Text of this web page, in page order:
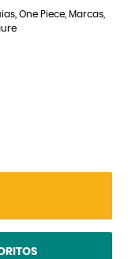
One Piece Marcas